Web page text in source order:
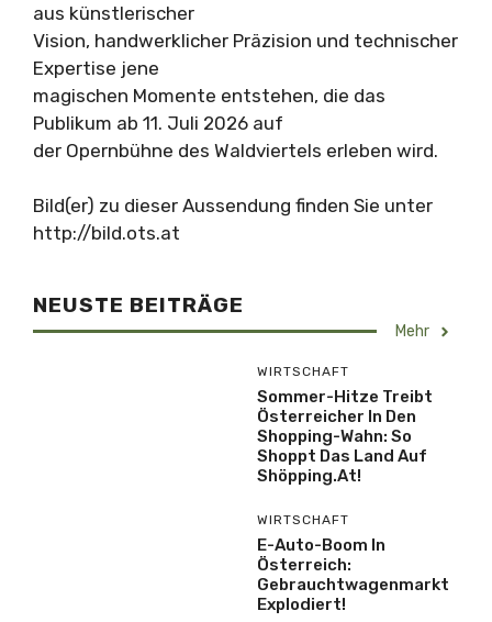
aus künstlerischer
Vision, handwerklicher Präzision und technischer
Expertise jene
magischen Momente entstehen, die das
Publikum ab 11. Juli 2026 auf
der Opernbühne des Waldviertels erleben wird.
Bild(er) zu dieser Aussendung finden Sie unter
http://bild.ots.at
NEUSTE BEITRÄGE
Mehr
WIRTSCHAFT
Sommer-Hitze Treibt
Österreicher In Den
Shopping-Wahn: So
Shoppt Das Land Auf
Shöpping.at!
WIRTSCHAFT
E-Auto-Boom In
Österreich:
Gebrauchtwagenmarkt
Explodiert!